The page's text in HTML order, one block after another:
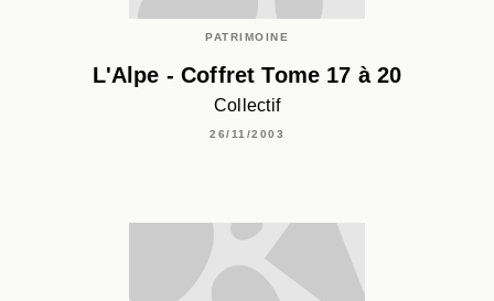
PATRIMOINE
L'Alpe - Coffret Tome 17 à 20
Collectif
26/11/2003